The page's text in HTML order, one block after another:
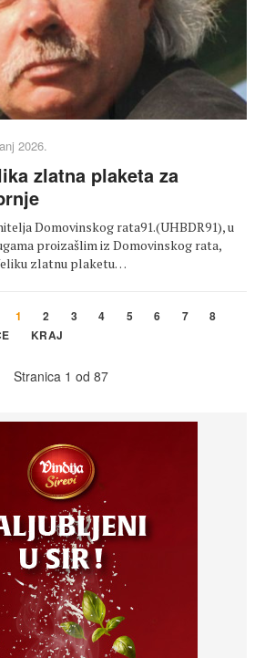
2026.
zlatna plaketa za
Domovinskog rata91.(UHBDR91), u
proizašlim iz Domovinskog rata,
zlatnu plaketu…
1 2 3 4 5 6 7
8
KRAJ
Stranica 1 od 87